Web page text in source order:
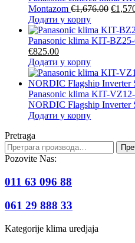
Montazom €1,676.00
је
била:
€
Додати у корпу
Panasonic klima KIT-
Оригинална
цена
је
била:
€895.00.
€825.00Тренутна
цена
је:
€825.00.
Додати у корпу
Panasonic klima KIT-
NORDIC Flagship Inverter
Додати у корпу
Pretraga
Претрага
за:
Pozovite Nas:
011 63 096 88
061 29 888 33
Kategorije klima uredjaja